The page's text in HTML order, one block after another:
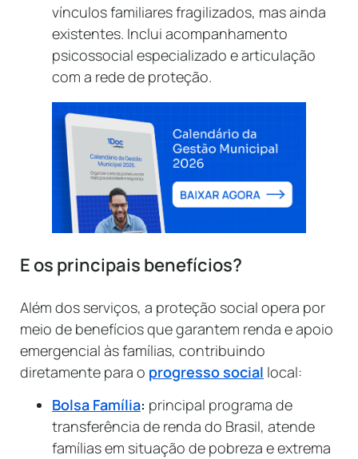
vínculos familiares fragilizados, mas ainda
existentes. Inclui acompanhamento
psicossocial especializado e articulação
com a rede de proteção.
E os principais benefícios?
Além dos serviços, a proteção social opera por
meio de benefícios que garantem renda e apoio
emergencial às famílias, contribuindo
diretamente para o progresso social local:
Bolsa Família: principal programa de
transferência de renda do Brasil, atende
famílias em situação de pobreza e extrema